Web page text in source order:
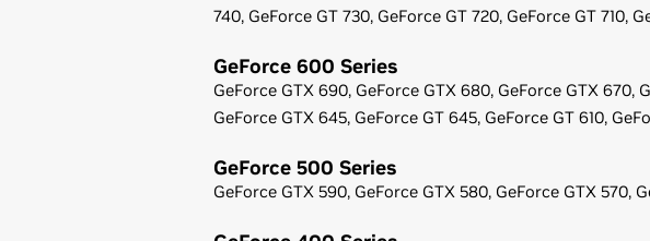
740, GeForce GT 730, GeForce GT 720, GeForce GT 710,
GeForce 600 Series
GeForce GTX 690, GeForce GTX 680, GeForce GTX 670,
GeForce GTX 645, GeForce GT 645, GeForce GT 610,
GeForce 500 Series
GeForce GTX 590, GeForce GTX 580, GeForce GTX 570,